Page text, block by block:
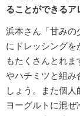
ることができるア
浜本さん「甘みの
にドレッシングを
もたくさんとれ
やハチミツと組み
しょう。また個
ヨーグルトに混